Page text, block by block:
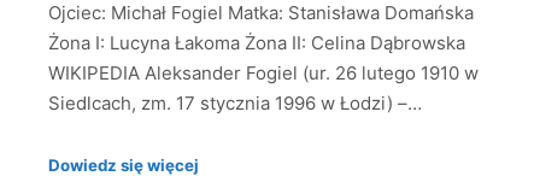
Ojciec: Michał Fogiel Matka: Stanisława Domańska
Żona I: Lucyna Łakoma Żona II: Celina Dąbrowska
WIKIPEDIA Aleksander Fogiel (ur. 26 lutego 1910 w
Siedlcach, zm. 17 stycznia 1996 w Łodzi) –…
Dowiedz się więcej